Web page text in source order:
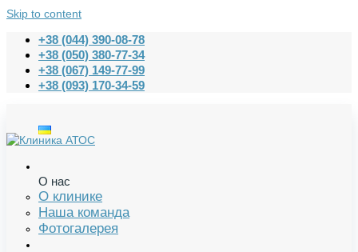
Skip to content
+38 (044) 390-08-78
+38 (050) 380-77-34
+38 (067) 149-77-99
+38 (093) 170-34-59
О нас
О клинике
Наша команда
Фотогалерея